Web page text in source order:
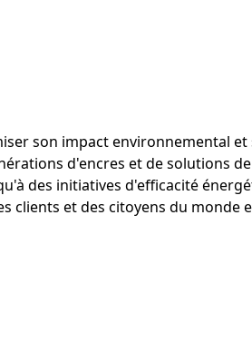
son impact environnemental
d'encres et de solutions
des initiatives d'efficacité
clients et des citoyens du monde